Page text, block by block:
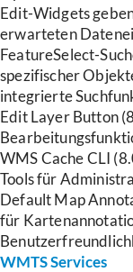
Edit-Widgets
erwarteten
FeatureSelect-
spezifischer
integrierte
Edit Layer Button
WMS Cache CLI
Tools für
Default Map
für
WMTS Services